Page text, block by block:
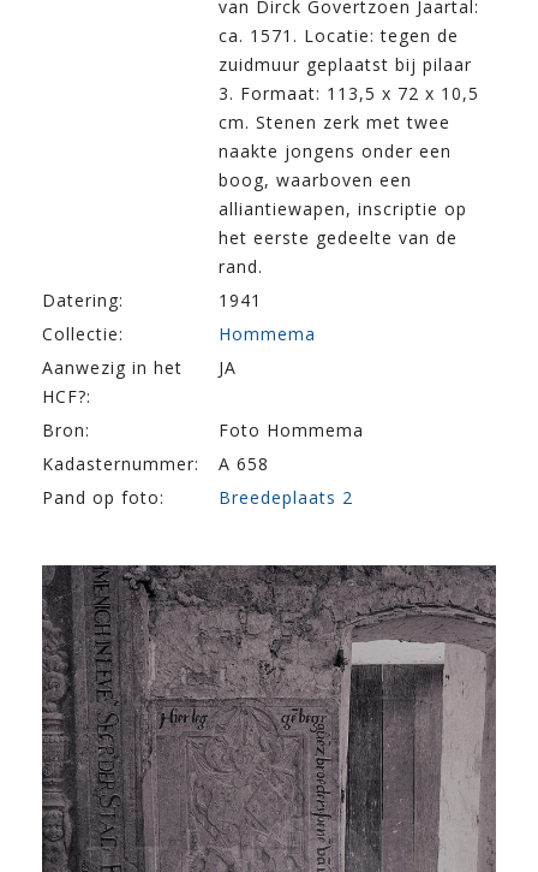
van Dirck Govertzoen Jaartal:
ca. 1571. Locatie: tegen de
zuidmuur geplaatst bij pilaar
3. Formaat: 113,5 x 72 x 10,5
cm. Stenen zerk met twee
naakte jongens onder een
boog, waarboven een
alliantiewapen, inscriptie op
het eerste gedeelte van de
rand.
Datering:
1941
Collectie:
Hommema
Aanwezig in het
HCF?:
JA
Bron:
Foto Hommema
Kadasternummer:
A 658
Pand op foto:
Breedeplaats 2